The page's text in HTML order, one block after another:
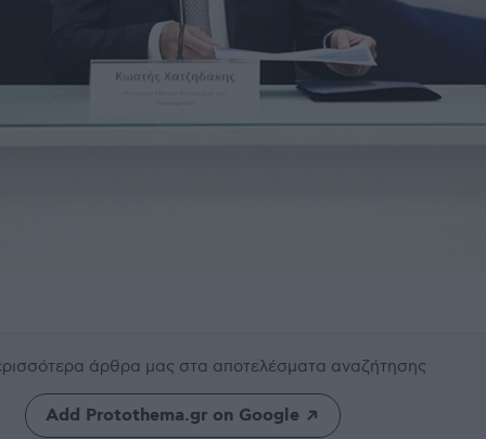
άρθρα μας στα αποτελέσματα αναζήτησης
Add Protothema.gr on Google